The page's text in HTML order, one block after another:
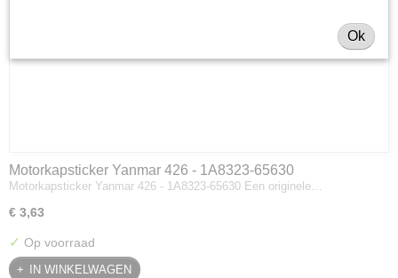
Motorkapsticker Yanmar 426 - 1A8323-65630
Motorkapsticker Yanmar 426 - 1A8323-65630 Een originele…
€ 3,63
✓ Op voorraad
IN WINKELWAGEN
Ok